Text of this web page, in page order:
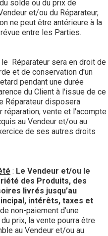
solde ou du prix de
et/ou du Réparateur,
ne peut être antérieure à la
entre les Parties.
Réparateur sera en droit de
et de conservation d'un
pendant une durée
du Client à l'issue de ce
Réparateur disposera
vente et l'acompte
au Vendeur et/ou au
de ses autres droits
: Le Vendeur et/ou le
des Produits, des
livrés jusqu’au
intérêts, taxes et
non-paiement d’une
prix, la vente pourra être
au Vendeur et/ou au